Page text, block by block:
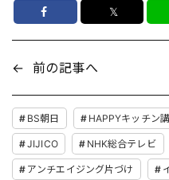
𝕏
← 前の記事へ
BS朝日 HAPPYキッチン
JIJICO NHK総合テレビ
アンチエイジング片づけ